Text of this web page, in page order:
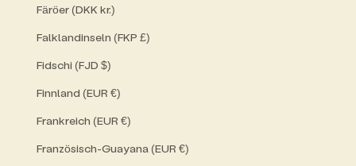
Färöer (DKK kr.)
Falklandinseln (FKP £)
Fidschi (FJD $)
Finnland (EUR €)
Frankreich (EUR €)
Französisch-Guayana (EUR €)